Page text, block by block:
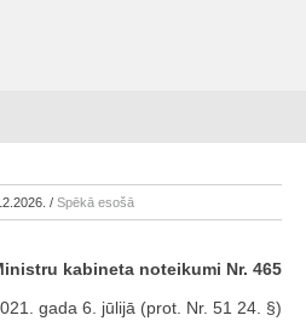
/ Spēkā esošā
kabineta noteikumi Nr. 465
gada 6. jūlijā (prot. Nr. 51 24. §)